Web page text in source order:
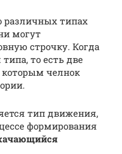
различных типах
могут
строчку. Когда
то есть две
которым челнок
тип движения,
формирования